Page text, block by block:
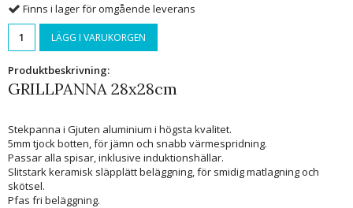
Finns i lager för omgående leverans
LÄGG I VARUKORGEN
Produktbeskrivning:
GRILLPANNA 28x28cm
Stekpanna i Gjuten aluminium i högsta kvalitet.
5mm tjock botten, för jämn och snabb värmespridning.
Passar alla spisar, inklusive induktionshällar.
Slitstark keramisk släpplätt beläggning, för smidig matlagning och
skötsel.
Pfas fri beläggning.